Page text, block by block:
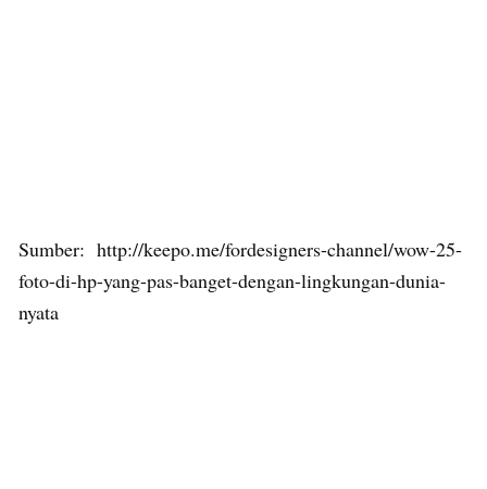
Sumber: http://keepo.me/fordesigners-channel/wow-25-
foto-di-hp-yang-pas-banget-dengan-lingkungan-dunia-
nyata